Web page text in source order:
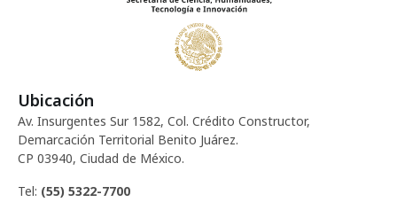
Ubicación
Av. Insurgentes Sur 1582, Col. Crédito Constructor,
Demarcación Territorial Benito Juárez.
CP 03940, Ciudad de México.
Tel: (55) 5322-7700